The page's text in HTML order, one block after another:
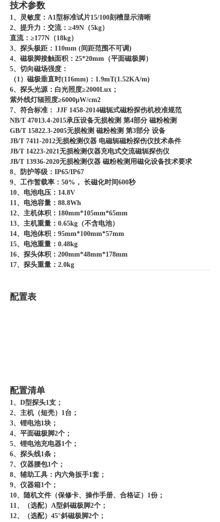
技术参数
1、灵敏度：A1型标准试片15/100刻槽显示清晰
2、提升力：交流：≥49N（5kg）
直流：≥177N（18kg）
3、探头极距：110mm (间距范围不可调)
4、磁极脚接触面积：25*20mm（平面磁极脚）
5、切向磁场强度：
（1）磁极垂直时(116mm)：1.9mT(1.52KA/m)
6、探头光源：白光照度≥2000Lux；
紫外线灯辐照度≥6000μW/cm2
7、符合标准： JJF 1458-2014磁轭式磁粉探伤机校准规范
NB/T 47013.4-2015承压设备无损检测 第4部分 磁粉检测
GB/T 15822.3-2005无损检测 磁粉检测 第3部分 设备
JB/T 7411-2012无损检测仪器 电磁轭磁粉探伤仪技术条件
JB/T 14223-2021无损检测仪器充电式交流磁轭探伤仪
JB/T 13936-2020无损检测仪器 磁粉检测用磁化设备技术要求
8、防护等级：IP65/IP67
9、工作暂载率：50%， 长磁化时间600秒
10、电池电压：14.8V
11、电池容量：88.8Wh
12、主机体积：180mm*105mm*65mm
13、主机重量：0.65kg（不含电池）
14、电池体积：95mm*100mm*57mm
15、电池重量：0.48kg
16、探头体积：200mm*48mm*178mm
17、探头重量：2.0kg
配置表
配置清单
1、D型探头1支；
2、主机（短壳）1台；
3、锂电池1块；
4、平面磁极脚2个；
5、锂电池充电器1个；
6、探头线1条；
7、仪器腰包1个；
8、辅助工具：内六角扳手1套；
9、仪器箱1个；
10、随机文件（保修卡、操作手册、合格证）1份；
11、（选配）A型斜磁极脚2个；
12、（选配）45°斜磁极脚2个；